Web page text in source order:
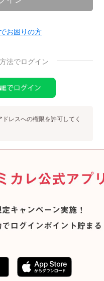
お困りの方
法でログイン
レスへの権限を許可してく